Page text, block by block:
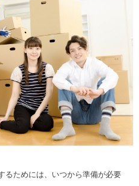
るためには、いつから準備が必要